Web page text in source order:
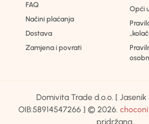
FAQ
Načini plaćanja
Dostava
Zamjena i povrati
Opći
Domivita Trade d.o.o. [ Jasenik
OIB:58914547266 ] © 2026.
pridržana